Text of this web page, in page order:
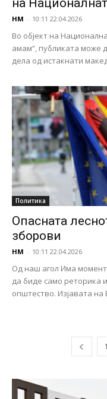
на
НМ - 10:11 22.04.2026
Во објект на
амам“, публиката може
дела од истакнати
Политика
Опасната
зборови
НМ - 10:11 22.04.2026
Од наш агол Има
да биде само реторика
општество. Изјавата на
1